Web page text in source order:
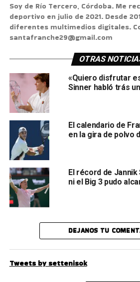
Soy de Río Tercero, Córdoba. Me
deportivo en julio de 2021. Desde
diferentes multimedios digitales.
santafranche29@gmail.com
OTRAS
«Quiero disfrutar
Sinner habló trás
El calendario de
en la gira de polvo
El récord de
ni el Big 3 pudo
DEJANOS TU
Tweets by settenisok